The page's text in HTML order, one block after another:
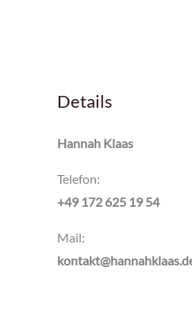
Details
Hannah Klaas
Telefon:
+49 172 625 19 54
Mail: